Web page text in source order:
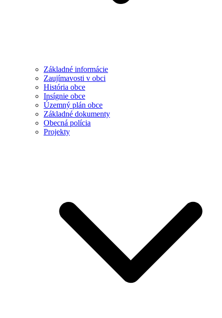
Základné informácie
Zaujímavosti v obci
História obce
Insígnie obce
Územný plán obce
Základné dokumenty
Obecná polícia
Projekty